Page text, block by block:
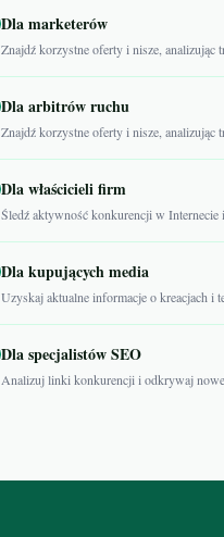
Dla marketerów
Znajdź korzystne oferty i nisze, analizując
Dla arbitrów ruchu
Znajdź korzystne oferty i nisze, analizując
Dla właścicieli firm
Śledź aktywność konkurencji w
Dla kupujących media
Uzyskaj aktualne informacje o kreacjach i
Dla specjalistów SEO
Analizuj linki konkurencji i odkrywaj